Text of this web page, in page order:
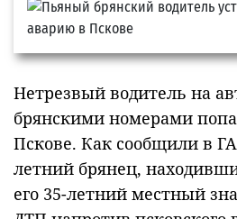
Нетрезвый водитель на
брянскими номерами
Пскове. Как сообщили в
летний брянец,
его 35-летний местный